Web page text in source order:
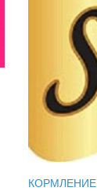
КОРМЛЕНИЕ